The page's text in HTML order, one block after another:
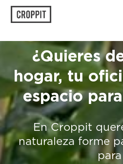
¿Quieres
hogar, tu
espacio
En Croppit
naturaleza forme
para